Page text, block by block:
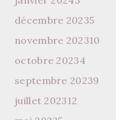
décembre 20235
novembre 202310
octobre 20234
septembre 20239
juillet 202312